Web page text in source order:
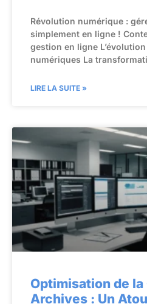
Révolution numérique :
simplement en ligne !
gestion en ligne
numériques La
LIRE LA SUITE »
Optimisation de
Archives : Un